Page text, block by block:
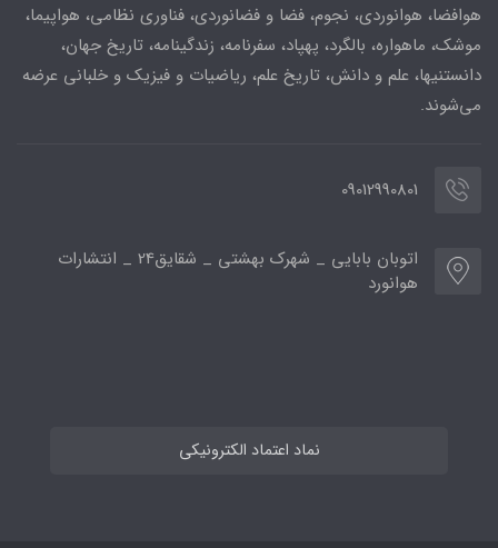
هوافضا، هوانوردی، نجوم، فضا و فضانوردی، فناوری نظامی، هواپیما،
موشک، ماهواره، بالگرد، پهپاد، سفرنامه، زندگینامه، تاریخ جهان،
دانستنیها، علم و دانش، تاریخ علم، ریاضیات و فیزیک و خلبانی عرضه
می‌شوند.
09012990801
اتوبان بابایی _ شهرک بهشتی _ شقایق24 _ انتشارات
هوانورد
نماد اعتماد الکترونیکی